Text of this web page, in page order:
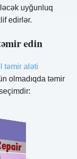
uyğunluq
edirlər.
edin
təmir aləti
olmadıqda təmir